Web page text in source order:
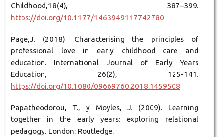
Childhood,18(4), 387–399.
https://doi.org/10.1177/1463949117742780
Page,J. (2018). Characterising the principles of
professional love in early childhood care and
education. International Journal of Early Years
Education, 26(2), 125-141.
https://doi.org/10.1080/09669760.2018.1459508
Papatheodorou, T., y Moyles, J. (2009). Learning
together in the early years: exploring relational
pedagogy. London: Routledge.